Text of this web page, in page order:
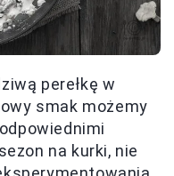
perełkę w
smak możemy
na kurki, nie